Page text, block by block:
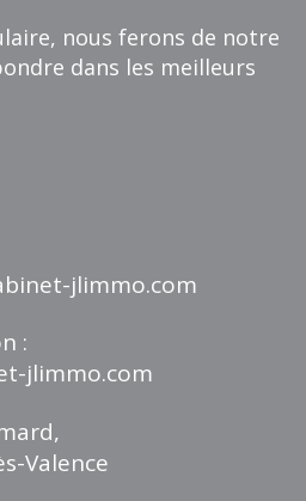
nous ferons de notre
dans les meilleurs
jlimmo.com
:
jlimmo.com
Valence